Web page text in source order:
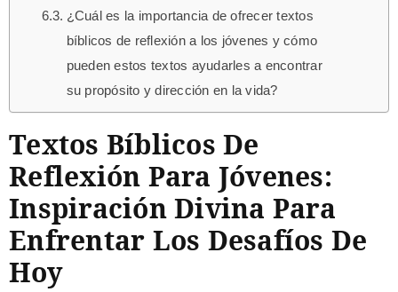
¿Cuál es la importancia de ofrecer textos
bíblicos de reflexión a los jóvenes y cómo
pueden estos textos ayudarles a encontrar
su propósito y dirección en la vida?
Textos Bíblicos De
Reflexión Para Jóvenes:
Inspiración Divina Para
Enfrentar Los Desafíos De
Hoy